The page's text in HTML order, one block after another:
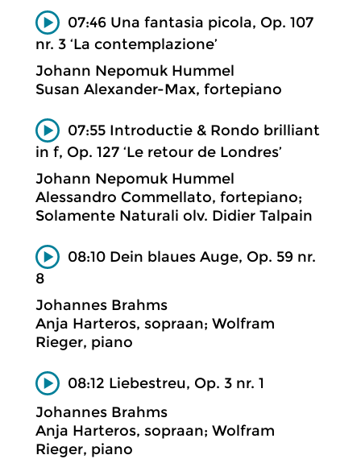
07:46 Una fantasia picola, Op. 107
nr. 3 ‘La contemplazione’
Johann Nepomuk Hummel
Susan Alexander-Max, fortepiano
07:55 Introductie & Rondo brilliant
in f, Op. 127 ‘Le retour de Londres’
Johann Nepomuk Hummel
Alessandro Commellato, fortepiano;
Solamente Naturali olv. Didier Talpain
08:10 Dein blaues Auge, Op. 59 nr.
8
Johannes Brahms
Anja Harteros, sopraan; Wolfram
Rieger, piano
08:12 Liebestreu, Op. 3 nr. 1
Johannes Brahms
Anja Harteros, sopraan; Wolfram
Rieger, piano